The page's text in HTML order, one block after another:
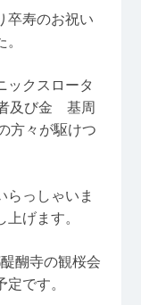
卒寿のお祝い
ックスロータ
及び金 基周
方々が駆けつ
っしゃいま
げます。
醐寺の観桜会
です。